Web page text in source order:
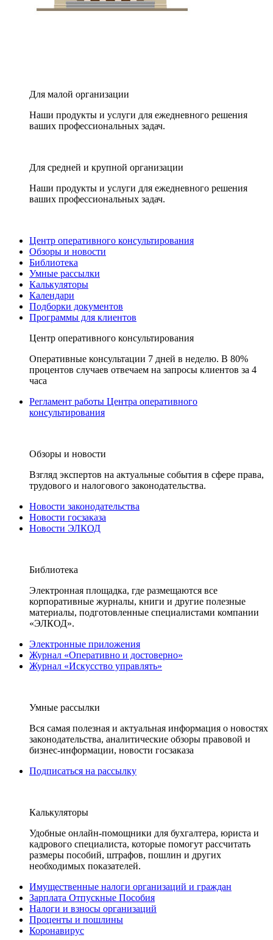
Для малой организации
Наши продукты и услуги для ежедневного решения
ваших профессиональных задач.
Для средней и крупной организации
Наши продукты и услуги для ежедневного решения
ваших профессиональных задач.
Центр оперативного консультирования
Обзоры и новости
Библиотека
Умные рассылки
Калькуляторы
Календари
Подборки документов
Программы для клиентов
Центр оперативного консультирования
Оперативные консультации 7 дней в неделю. В 80%
процентов случаев отвечаем на запросы клиентов за 4
часа
Регламент работы Центра оперативного
консультирования
Обзоры и новости
Взгляд экспертов на актуальные события в сфере права,
трудового и налогового законодательства.
Новости законодательства
Новости госзаказа
Новости ЭЛКОД
Библиотека
Электронная площадка, где размещаются все
корпоративные журналы, книги и другие полезные
материалы, подготовленные специалистами компании
«ЭЛКОД».
Электронные приложения
Журнал «Оперативно и достоверно»
Журнал «Искусство управлять»
Умные рассылки
Вся самая полезная и актуальная информация о новостях
законодательства, аналитические обзоры правовой и
бизнес-информации, новости госзаказа
Подписаться на рассылку
Калькуляторы
Удобные онлайн-помощники для бухгалтера, юриста и
кадрового специалиста, которые помогут рассчитать
размеры пособий, штрафов, пошлин и других
необходимых показателей.
Имущественные налоги организаций и граждан
Зарплата Отпускные Пособия
Налоги и взносы организаций
Проценты и пошлины
Коронавирус